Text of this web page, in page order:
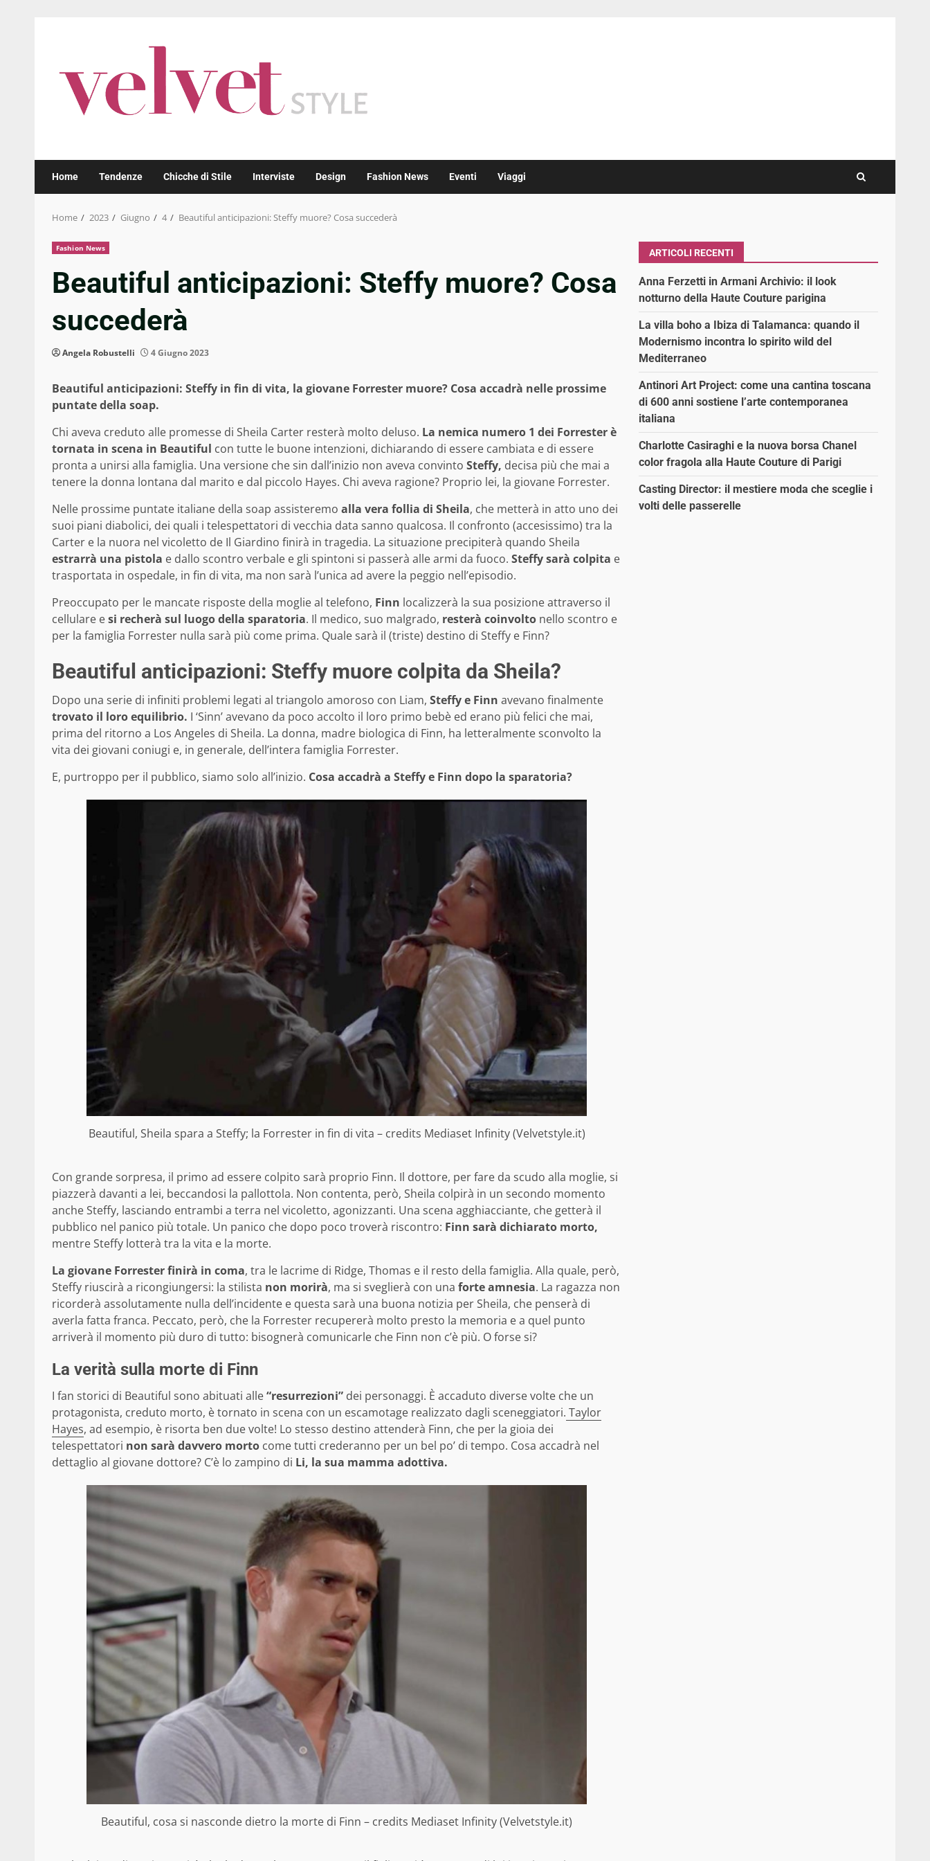
Home Tendenze Chicche di Stile Interviste Design Fashion News Eventi Viaggi
Home 2023 Giugno 4 Beautiful anticipazioni: Steffy muore? Cosa succederà
Fashion News
Beautiful anticipazioni: Steffy muore? Cosa
succederà
Angela Robustelli 4 Giugno 2023
Beautiful anticipazioni: Steffy in fin di vita, la giovane Forrester muore? Cosa accadrà nelle prossime
puntate della soap.
Chi aveva creduto alle promesse di Sheila Carter resterà molto deluso. La nemica numero 1 dei Forrester è
tornata in scena in Beautiful con tutte le buone intenzioni, dichiarando di essere cambiata e di essere
pronta a unirsi alla famiglia. Una versione che sin dall’inizio non aveva convinto Steffy, decisa più che mai a
tenere la donna lontana dal marito e dal piccolo Hayes. Chi aveva ragione? Proprio lei, la giovane Forrester.
Nelle prossime puntate italiane della soap assisteremo alla vera follia di Sheila, che metterà in atto uno dei
suoi piani diabolici, dei quali i telespettatori di vecchia data sanno qualcosa. Il confronto (accesissimo) tra la
Carter e la nuora nel vicoletto de Il Giardino finirà in tragedia. La situazione precipiterà quando Sheila
estrarrà una pistola e dallo scontro verbale e gli spintoni si passerà alle armi da fuoco. Steffy sarà colpita e
trasportata in ospedale, in fin di vita, ma non sarà l’unica ad avere la peggio nell’episodio.
Preoccupato per le mancate risposte della moglie al telefono, Finn localizzerà la sua posizione attraverso il
cellulare esi recherà sul luogo della sparatoria. Il medico, suo malgrado, resterà coinvolto nello scontro e
per la famiglia Forrester nulla sarà più come prima. Quale sarà il (triste) destino di Steffy e Finn?
Beautiful anticipazioni: Steffy muore colpita da Sheila?
Dopo una serie di infiniti problemi legati al triangolo amoroso con Liam, Steffy e Finn avevano finalmente
trovato il loro equilibrio. I ‘Sinn’ avevano da poco accolto il loro primo bebè ed erano più felici che mai,
prima del ritorno a Los Angeles di Sheila. La donna, madre biologica di Finn, ha letteralmente sconvolto la
vita dei giovani coniugi e, in generale, dell’intera famiglia Forrester.
E, purtroppo per il pubblico, siamo solo all’inizio. Cosa accadrà a Steffy e Finn dopo la sparatoria?
Beautiful, Sheila spara a Steffy; la Forrester in fin di vita – credits Mediaset Infinity (Velvetstyle.it)
Con grande sorpresa, il primo ad essere colpito sarà proprio Finn. Il dottore, per fare da scudo alla moglie, si
piazzerà davanti a lei, beccandosi la pallottola. Non contenta, però, Sheila colpirà in un secondo momento
anche Steffy, lasciando entrambi a terra nel vicoletto, agonizzanti. Una scena agghiacciante, che getterà il
pubblico nel panico più totale. Un panico che dopo poco troverà riscontro: Finn sarà dichiarato morto,
mentre Steffy lotterà tra la vita e la morte.
La giovane Forrester finirà in coma, tra le lacrime di Ridge, Thomas e il resto della famiglia. Alla quale, però,
Steffy riuscirà a ricongiungersi: la stilista non morirà, ma si sveglierà con una forte amnesia. La ragazza non
ricorderà assolutamente nulla dell’incidente e questa sarà una buona notizia per Sheila, che penserà di
averla fatta franca. Peccato, però, che la Forrester recupererà molto presto la memoria e a quel punto
arriverà il momento più duro di tutto: bisognerà comunicarle che Finn non c’è più. O forse si?
La verità sulla morte di Finn
I fan storici di Beautiful sono abituati alle“resurrezioni” dei personaggi. È accaduto diverse volte che un
protagonista, creduto morto, è tornato in scena con un escamotage realizzato dagli sceneggiatori. Taylor
Hayes, ad esempio, è risorta ben due volte! Lo stesso destino attenderà Finn, che per la gioia dei
telespettatori non sarà davvero morto come tutti crederanno per un bel po’ di tempo. Cosa accadrà nel
dettaglio al giovane dottore? C’è lo zampino di Li, la sua mamma adottiva.
Beautiful, cosa si nasconde dietro la morte di Finn – credits Mediaset Infinity (Velvetstyle.it)
ARTICOLI RECENTI
Anna Ferzetti in Armani Archivio: il look
notturno della Haute Couture parigina
La villa boho a Ibiza di Talamanca: quando il
Modernismo incontra lo spirito wild del
Mediterraneo
Antinori Art Project: come una cantina toscana
di 600 anni sostiene l’arte contemporanea
italiana
Charlotte Casiraghi e la nuova borsa Chanel
color fragola alla Haute Couture di Parigi
Casting Director: il mestiere moda che sceglie i
volti delle passerelle